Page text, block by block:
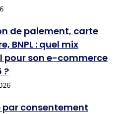
de paiement, carte
BNPL : quel mix
pour son e-commerce
?
par consentement